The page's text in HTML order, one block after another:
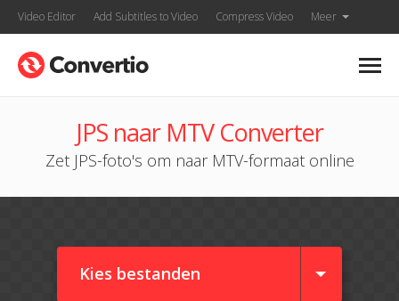
Video Editor Add Subtitles to Video Compress Video Meer
JPS naar MTV Converter
Zet JPS-foto's om naar MTV-formaat online
Kies bestanden